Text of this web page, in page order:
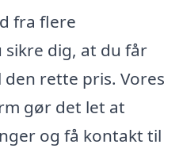
fra flere
dig, at du får
rette pris. Vores
gør det let at
og få kontakt til